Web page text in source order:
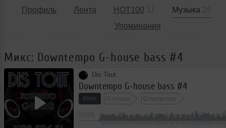
Профиль Лента HOT100 Музыка
Упоминания
Микс: Downtempo G-house bass #4
Dis Tout
Downtempo G-house bass #4
Микс G-House Downtempo